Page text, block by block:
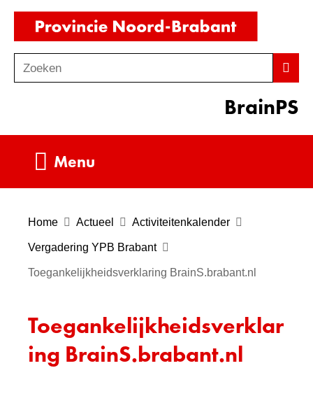
Ga
de
inhoud
o
Zoeken
BrainPS
Menu
Home Actueel Activiteitenkalender
Vergadering YPB Brabant
Toegankelijkheidsverklaring BrainS.brabant.nl
Toegankelijkheidsverklar
ing BrainS.brabant.nl